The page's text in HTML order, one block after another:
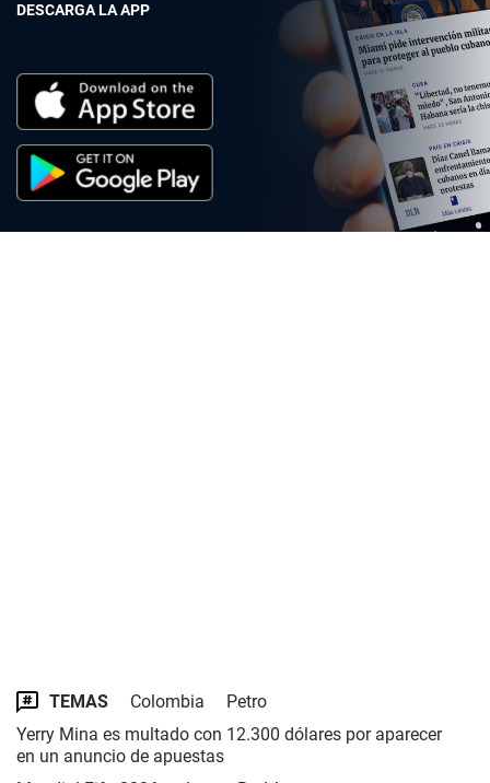
DESCARGA LA APP
TEMAS Colombia
Petro
Yerry Mina es multado con 12.300 dólares por aparecer
en un anuncio de apuestas